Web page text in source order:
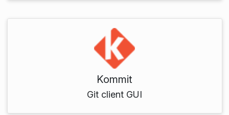
Kommit
Git client GUI